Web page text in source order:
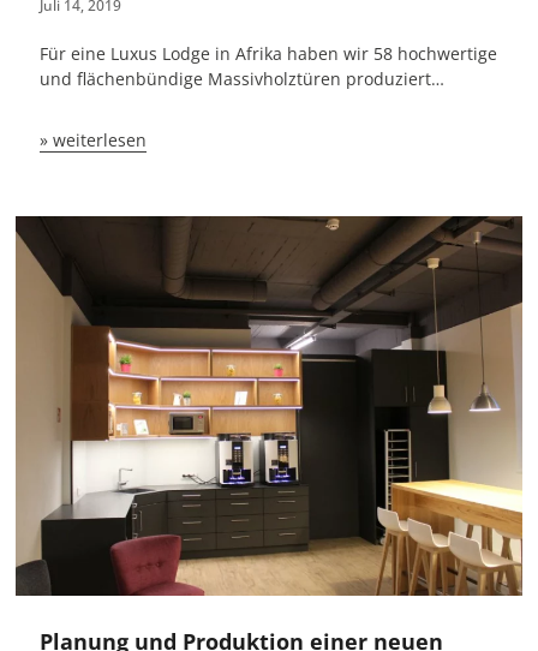
Juli 14, 2019
Für eine Luxus Lodge in Afrika haben wir 58 hochwertige
und flächenbündige Massivholztüren produziert…
» weiterlesen
Planung und Produktion einer neuen